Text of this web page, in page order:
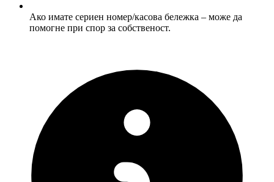
Ако имате сериен номер/касова бележка – може да
помогне при спор за собственост.